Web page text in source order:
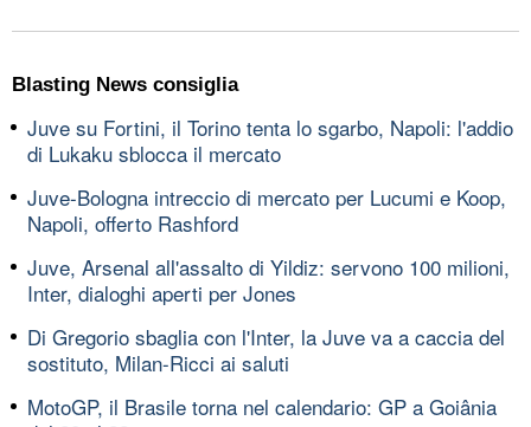
Blasting News consiglia
Juve su Fortini, il Torino tenta lo sgarbo, Napoli: l'addio
di Lukaku sblocca il mercato
Juve-Bologna intreccio di mercato per Lucumi e Koop,
Napoli, offerto Rashford
Juve, Arsenal all'assalto di Yildiz: servono 100 milioni,
Inter, dialoghi aperti per Jones
Di Gregorio sbaglia con l'Inter, la Juve va a caccia del
sostituto, Milan-Ricci ai saluti
MotoGP, il Brasile torna nel calendario: GP a Goiânia